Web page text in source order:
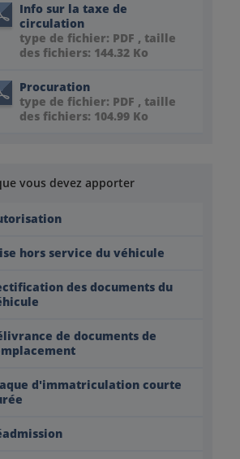
Info sur la taxe de
circulation
type de fichier: PDF , taille
des fichiers: 144.32 Ko
Procuration
type de fichier: PDF , taille
des fichiers: 104.99 Ko
vous devez apporter
hors service du véhicule
des documents du
de documents de
d'immatriculation courte